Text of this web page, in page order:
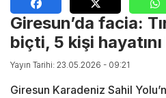
Giresun’da facia:
biçti, 5 kişi
Yayın Tarihi: 23.05.2026 - 09:21
Giresun Karadeniz Sahil